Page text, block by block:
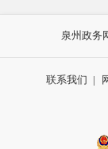
泉州政务
联系我们 |